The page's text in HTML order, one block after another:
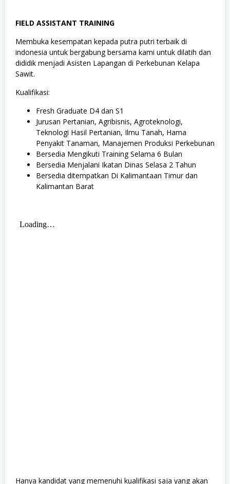
FIELD ASSISTANT TRAINING
Membuka kesempatan kepada putra putri terbaik di
indonesia untuk bergabung bersama kami untuk dilatih dan
dididik menjadi Asisten Lapangan di Perkebunan Kelapa
Sawit.
Kualifikasi:
Fresh Graduate D4 dan S1
Jurusan Pertanian, Agribisnis, Agroteknologi,
Teknologi Hasil Pertanian, Ilmu Tanah, Hama
Penyakit Tanaman, Manajemen Produksi Perkebunan
Bersedia Mengikuti Training Selama 6 Bulan
Bersedia Menjalani Ikatan Dinas Selasa 2 Tahun
Bersedia ditempatkan Di Kalimantaan Timur dan
Kalimantan Barat
Hanya kandidat yang memenuhi kualifikasi saja yang akan